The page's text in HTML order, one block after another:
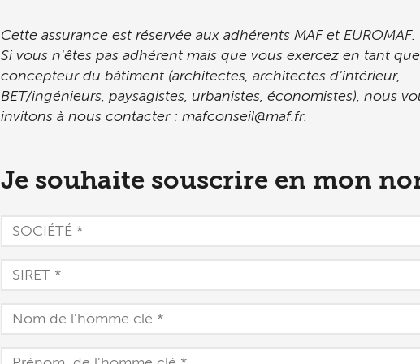
Cette assurance est réservée aux adhérents MAF et EUROMAF.
Si vous n'êtes pas adhérent mais que vous exercez en tant que
concepteur du bâtiment (architectes, architectes d'intérieur,
BET/ingénieurs, paysagistes, urbanistes, économistes), nous
invitons à nous contacter : mafconseil@maf.fr.
Je souhaite souscrire en mon
SOCIÉTÉ
*
SIRET
*
Nom
de
l'homme
Prénom